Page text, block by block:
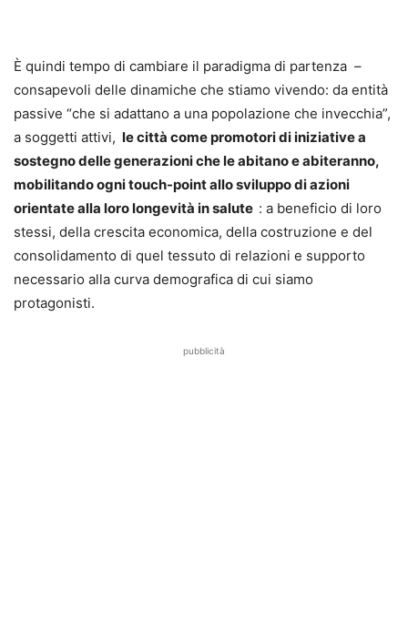
È quindi tempo di cambiare il paradigma di partenza –
consapevoli delle dinamiche che stiamo vivendo: da entità
passive “che si adattano a una popolazione che invecchia”,
a soggetti attivi, le città come promotori di iniziative a
sostegno delle generazioni che le abitano e abiteranno,
mobilitando ogni touch-point allo sviluppo di azioni
orientate alla loro longevità in salute : a beneficio di loro
stessi, della crescita economica, della costruzione e del
consolidamento di quel tessuto di relazioni e supporto
necessario alla curva demografica di cui siamo
protagonisti.
pubblicità